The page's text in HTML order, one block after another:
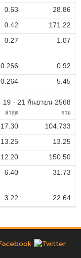
0.63
28.86
0.42
171.22
0.27 1.07
0.266
0.92
0.264 5.45
19 - 21 กันยายน 2568
ล่าสุด รวม
17.30
104.733
13.25
13.25
12.20
150.50
6.40 31.73
3.22 22.64